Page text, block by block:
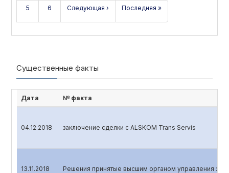
5 6 Следующая › Последняя »
Существенные факты
Дата № факта
04.12.2018 заключение сделки с ALSKOM Trans Servis
13.11.2018 Решения принятые высшим органом управления